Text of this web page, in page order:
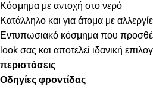
Κόσμημα με αντοχή στο νερό
Κατάλληλο και για άτομα με
Εντυπωσιακό κόσμημα που
look σας και αποτελεί ιδανική
περιστάσεις
Οδηγίες φροντίδας